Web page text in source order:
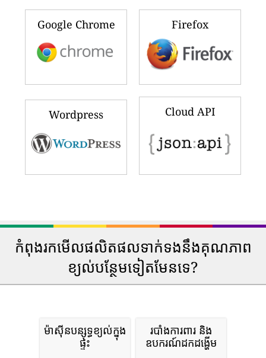
Google Chrome Firefox
Wordpress Cloud API
កំពុងរកមើលផលិតផលទាក់ទងនឹងគុណភាព
ខ្យល់បន្ថែមទៀតមែនទេ?
ម៉ាស៊ីនបន្សុទ្ធខ្យល់ក្នុង
ផ្ទះ
របាំងការពារ និង
ឧបករណ៍ដកដង្ហើម